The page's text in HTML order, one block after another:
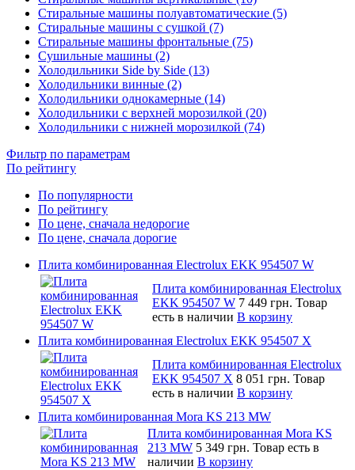
Стиральные машины полуавтоматические (5)
Стиральные машины с сушкой (7)
Стиральные машины фронтальные (75)
Сушильные машины (2)
Холодильники Side by Side (13)
Холодильники винные (2)
Холодильники однокамерные (14)
Холодильники с верхней морозилкой (20)
Холодильники с нижней морозилкой (74)
Фильтр по параметрам
По рейтингу
По популярности
По рейтингу
По цене, сначала недорогие
По цене, сначала дорогие
Плита комбинированная Electrolux EKK 954507 W
Плита комбинированная Electrolux
EKK 954507 W 7 449 грн. Товар
есть в наличии В корзину
Плита комбинированная Electrolux EKK 954507 X
Плита комбинированная Electrolux
EKK 954507 X 8 051 грн. Товар
есть в наличии В корзину
Плита комбинированная Mora KS 213 MW
Плита комбинированная Mora KS
213 MW 5 349 грн. Товар есть в
наличии В корзину